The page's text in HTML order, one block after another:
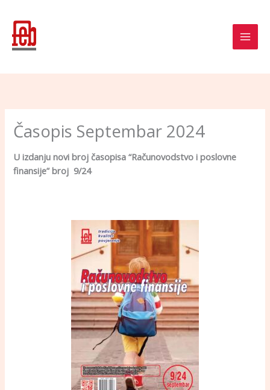
content
Časopis Septembar 2024
U izdanju novi broj časopisa “Računovodstvo i poslovne
finansije” broj 9/24